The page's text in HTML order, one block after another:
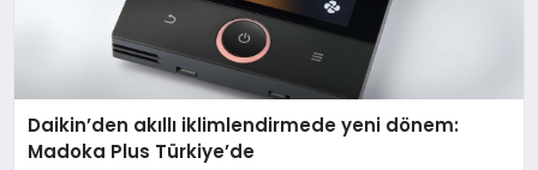
Daikin’den akıllı iklimlendirmede yeni dönem:
Madoka Plus Türkiye’de